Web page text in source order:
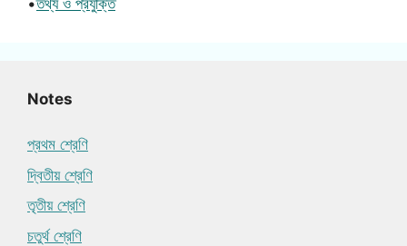
Notes
প্রথম শ্রেণি
দ্বিতীয় শ্রেণি
তৃতীয় শ্রেণি
চতুর্থ শ্রেণি